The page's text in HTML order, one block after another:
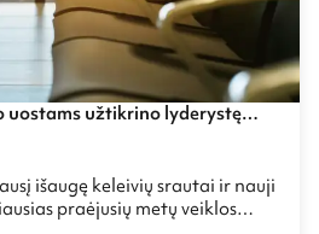
uostams užtikrino lyderystę
išaugę keleivių srautai ir nauji
praėjusių metų veiklos